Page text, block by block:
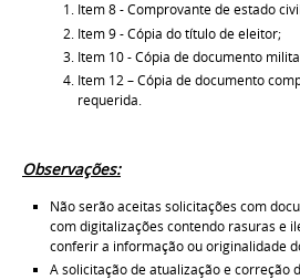
Item 8 - Comprovante de estado
Item 9 - Cópia do título de eleitor;
Item 10 - Cópia de documento
Item 12 – Cópia de documento
requerida.
Observações:
Não serão aceitas solicitações com
com digitalizações contendo rasuras e
conferir a informação ou originalidade
A solicitação de atualização e correção